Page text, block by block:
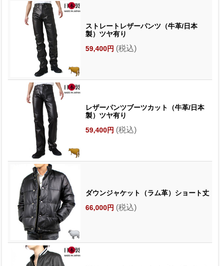
ストレートレザーパンツ（牛革/日本
製）ツヤ有り
59,400円 (税込)
レザーパンツブーツカット（牛革/日本
製）ツヤ有り
59,400円 (税込)
ダウンジャケット（ラム革）ショート丈
66,000円 (税込)